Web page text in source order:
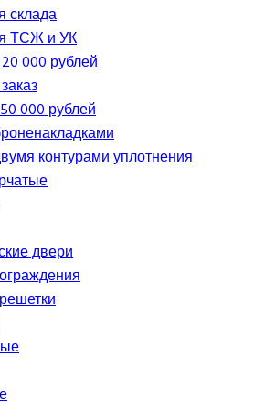
склада
ТСЖ и УК
000 рублей
000 рублей
контурами уплотнения
двери